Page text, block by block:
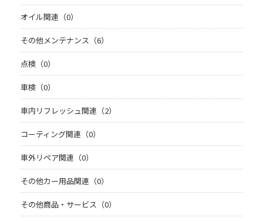
オイル関連（0）
その他メンテナンス（6）
点検（0）
車検（0）
車内リフレッシュ関連（2）
コーティング関連（0）
車外リペア関連（0）
その他カー用品関連（0）
その他商品・サービス（0）